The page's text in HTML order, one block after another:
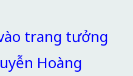
trang tưởng
Hoàng